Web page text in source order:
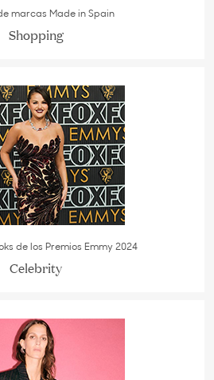
marcas Made in Spain
Shopping
de los Premios Emmy 2024
Celebrity